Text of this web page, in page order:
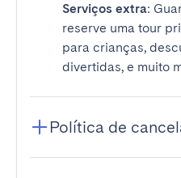
Serviços extra:
reserve uma tour
para crianças,
divertidas, e muito
Política de